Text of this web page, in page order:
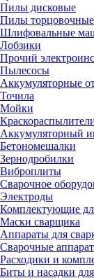
Пилы дисковые
Пилы торцовочные
Шлифовальные
Лобзики
Прочий
Пылесосы
Аккумуляторные
Точила
Мойки
Аккумуляторный
Бетономешалки
Зернодробилки
Виброплиты
Сварочное
Электроды
Комплектующие
Маски сварщика
Аппараты для
Сварочные
Расходики и
Биты и насадки